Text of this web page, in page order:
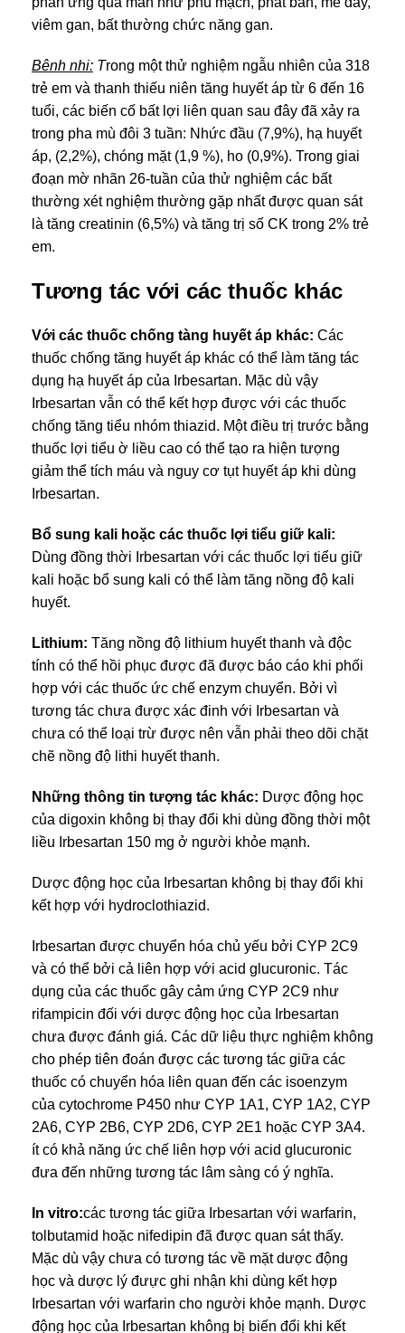
viêm gan, bất thường chức năng gan.
Bênh nhi: Trong một thử nghiệm ngẫu nhiên của 318
trẻ em và thanh thiếu niên tăng huyết áp từ 6 đến 16
tuổi, các biến cố bất lợi liên quan sau đây đã xảy ra
trong pha mù đôi 3 tuần: Nhức đầu (7,9%), hạ huyết
áp, (2,2%), chóng mặt (1,9 %), ho (0,9%). Trong giai
đoạn mờ nhãn 26-tuần của thử nghiệm các bất
thường xét nghiệm thường gặp nhất được quan sát
là tăng creatinin (6,5%) và tăng trị số CK trong 2% trẻ
em.
Tương tác với các thuốc khác
Với các thuốc chống tàng huyết áp khác: Các
thuốc chống tăng huyết áp khác có thể làm tăng tác
dụng hạ huyết áp của Irbesartan. Mặc dù vậy
Irbesartan vẫn có thể kết hợp được với các thuốc
chống tăng tiểu nhóm thiazid. Một điều trị trước bằng
thuốc lợi tiểu ờ liều cao có thể tạo ra hiện tượng
giảm thể tích máu và nguy cơ tụt huyết áp khi dùng
Irbesartan.
Bổ sung kali hoặc các thuốc lợi tiểu giữ kali:
Dùng đồng thời Irbesartan với các thuốc lợi tiểu giữ
kali hoặc bổ sung kali có thể làm tăng nồng độ kali
huyết.
Lithium: Tăng nồng độ lithium huyết thanh và độc
tính có thể hồi phục được đã được báo cáo khi phối
hợp với các thuốc ức chế enzym chuyển. Bởi vì
tương tác chưa được xác đinh với Irbesartan và
chưa có thể loại trừ được nên vẫn phải theo dõi chặt
chẽ nồng độ lithi huyết thanh.
Những thông tin tượng tác khác: Dược động học
của digoxin không bị thay đổi khi dùng đồng thời một
liều Irbesartan 150 mg ở người khỏe mạnh.
Dược động học của Irbesartan không bị thay đổi khi
kết hợp với hydroclothiazid.
Irbesartan được chuyển hóa chủ yếu bởi CYP 2C9
và có thể bởi cả liên hợp với acid glucuronic. Tác
dụng của các thuốc gây cảm ứng CYP 2C9 như
rifampicin đối với dược động học của Irbesartan
chưa được đánh giá. Các dữ liệu thực nghiệm không
cho phép tiên đoán được các tương tác giữa các
thuốc có chuyển hóa liên quan đến các isoenzym
của cytochrome P450 như CYP 1A1, CYP 1A2, CYP
2A6, CYP 2B6, CYP 2D6, CYP 2E1 hoặc CYP 3A4.
ít có khả năng ức chế liên hợp với acid glucuronic
đưa đến những tương tác lâm sàng có ý nghĩa.
In vitro:các tương tác giữa Irbesartan với warfarin,
tolbutamid hoặc nifedipin đã được quan sát thấy.
Mặc dù vậy chưa có tương tác về mặt dược động
học và dược lý đưực ghi nhận khi dùng kết hợp
Irbesartan với warfarin cho người khỏe mạnh. Dược
động học của Irbesartan không bị biến đổi khi kết